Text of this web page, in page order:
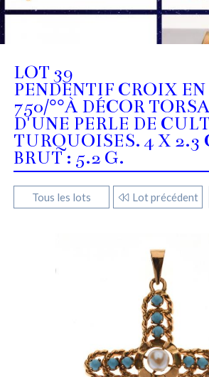
LOT 39
PENDENTIF CROIX
750/°°À DÉCOR
D'UNE PERLE DE
TURQUOISES. 4 X 2.3
BRUT : 5.2 G.
Tous les lots Lot précédent